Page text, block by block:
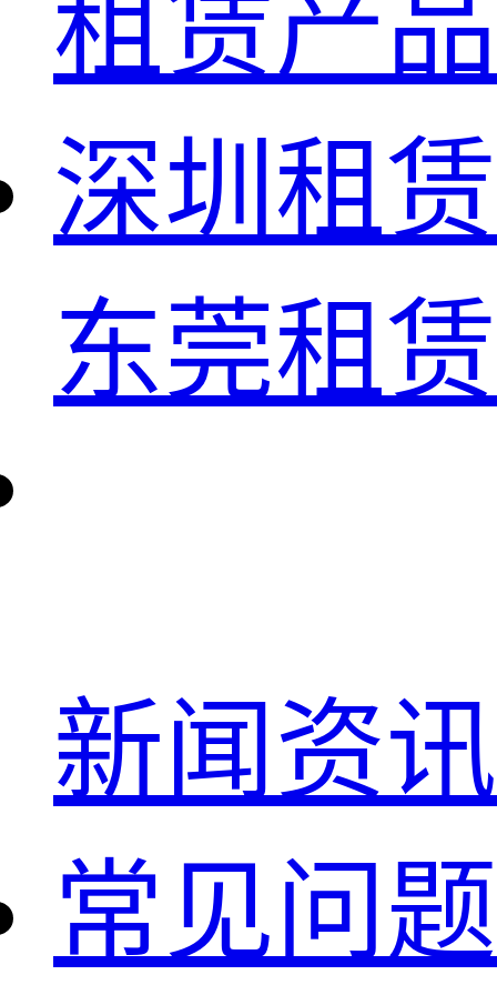
租赁产品
深圳租
东莞租
新闻资讯
常见问题